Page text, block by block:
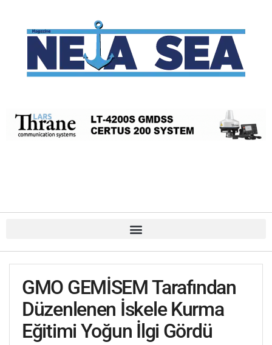
GMO GEMİSEM Tarafından
Düzenlenen İskele Kurma
Eğitimi Yoğun İlgi Gördü